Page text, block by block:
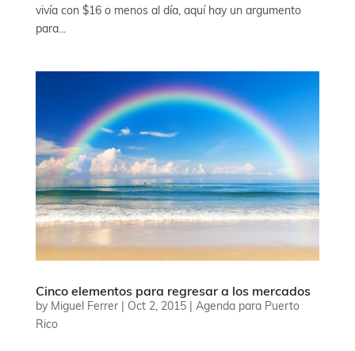
vivía con $16 o menos al día, aquí hay un argumento
para...
Cinco elementos para regresar a los mercados
by Miguel Ferrer| Oct 2, 2015| Agenda para Puerto
Rico